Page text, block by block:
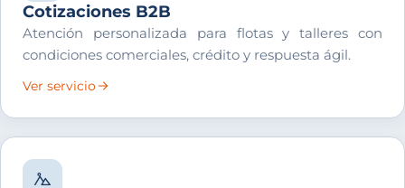
Cotizaciones B2B
Atención personalizada para flotas y talleres con
condiciones comerciales, crédito y respuesta ágil.
Ver servicio